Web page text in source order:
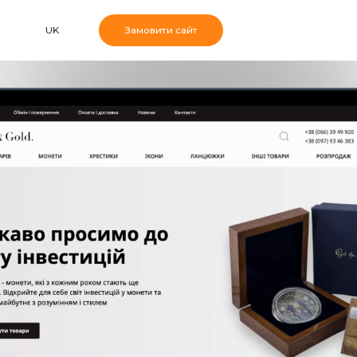
UK Замовити сайт